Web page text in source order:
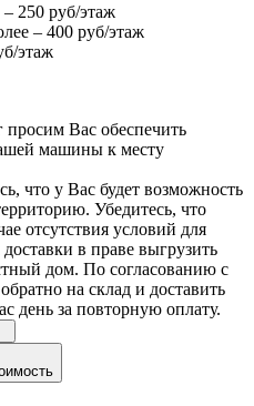
250 руб/этаж
– 400 руб/этаж
этаж
просим Вас обеспечить
машины к месту
что у Вас будет возможность
Убедитесь, что
отсутствия условий для
в праве выгрузить
дом. По согласованию с
на склад и доставить
день за повторную оплату.